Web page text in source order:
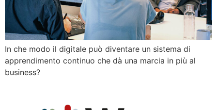
In che modo il digitale può diventare un sistema di
apprendimento continuo che dà una marcia in più al
business?